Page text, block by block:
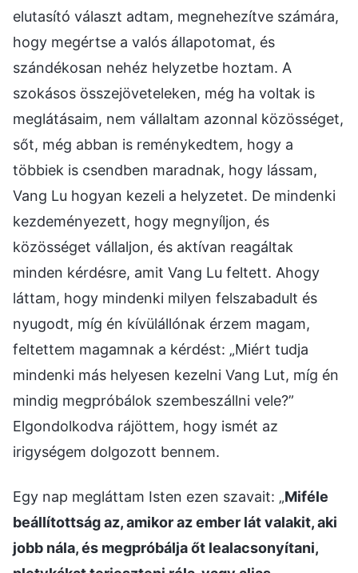
elutasító választ adtam, megnehezítve számára,
hogy megértse a valós állapotomat, és
szándékosan nehéz helyzetbe hoztam. A
szokásos összejöveteleken, még ha voltak is
meglátásaim, nem vállaltam azonnal közösséget,
sőt, még abban is reménykedtem, hogy a
többiek is csendben maradnak, hogy lássam,
Vang Lu hogyan kezeli a helyzetet. De mindenki
kezdeményezett, hogy megnyíljon, és
közösséget vállaljon, és aktívan reagáltak
minden kérdésre, amit Vang Lu feltett. Ahogy
láttam, hogy mindenki milyen felszabadult és
nyugodt, míg én kívülállónak érzem magam,
feltettem magamnak a kérdést: „Miért tudja
mindenki más helyesen kezelni Vang Lut, míg én
mindig megpróbálok szembeszállni vele?”
Elgondolkodva rájöttem, hogy ismét az
irigységem dolgozott bennem.
Egy nap megláttam Isten ezen szavait: „Miféle
beállítottság az, amikor az ember lát valakit, aki
jobb nála, és megpróbálja őt lealacsonyítani,